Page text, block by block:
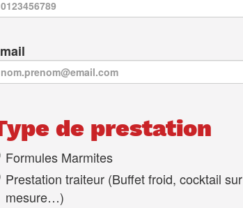
de prestation
Formules Marmites
Prestation traiteur (Buffet froid, cocktail sur
mesure…)